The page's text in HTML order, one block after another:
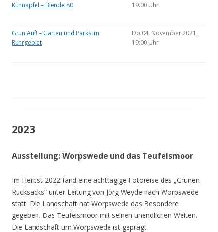
Kühnapfel – Blende 80
19.00 Uhr
Grün Auf! – Gärten und Parks im
Ruhrgebiet
Do 04. November 2021,
19:00 Uhr
2023
Ausstellung: Worpswede und das Teufelsmoor
Im Herbst 2022 fand eine achttägige Fotoreise des „Grünen
Rucksacks“ unter Leitung von Jörg Weyde nach Worpswede
statt. Die Landschaft hat Worpswede das Besondere
gegeben. Das Teufelsmoor mit seinen unendlichen Weiten.
Die Landschaft um Worpswede ist geprägt